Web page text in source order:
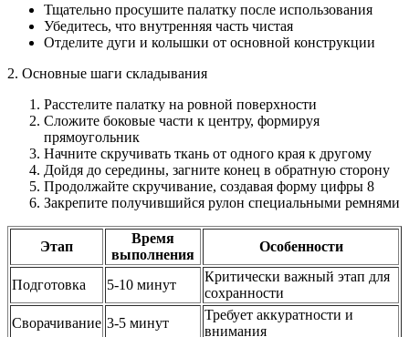
Тщательно просушите палатку после использования
Убедитесь, что внутренняя часть чистая
Отделите дуги и колышки от основной конструкции
2. Основные шаги складывания
Расстелите палатку на ровной поверхности
Сложите боковые части к центру, формируя
прямоугольник
Начните скручивать ткань от одного края к другому
Дойдя до середины, загните конец в обратную сторону
Продолжайте скручивание, создавая форму цифры 8
Закрепите получившийся рулон специальными ремнями
Этап
Время
выполнения
Особенности
Подготовка 5-10 минут
Критически важный этап для
сохранности
Сворачивание 3-5 минут
Требует аккуратности и
внимания